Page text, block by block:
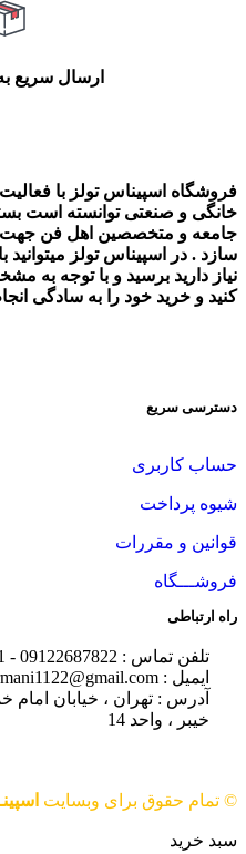
ارسال سریع
فروشگاه اسپیناس تولز با
خانگی و صنعتی توانسته است
جامعه و متخصصین اهل فن جهت
سازد . در اسپیناس تولز
نیاز دارید برسید و با توجه به
کنید و خرید خود را به سادگی
دسترسی سریع
حساب کاربری
شیوه پرداخت
قوانین و مقررات
فروشـــگاه
راه ارتباطی
تلفن تماس : 09122687822 - 66742921
ایمیل : ayuobkermani1122@gmail.com
آدرس : تهران ، خیابان امام
خیبر ، واحد 14
© تمام حقوق برای وبسایت
سبد خرید